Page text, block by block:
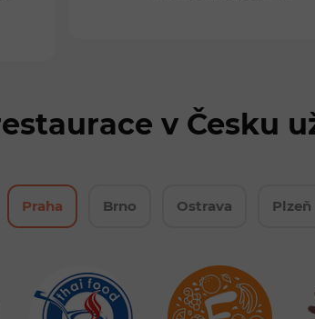
v Česku
Praha Brno Ostrava Plzeň